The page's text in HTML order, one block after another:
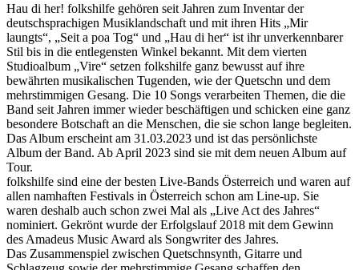
Hau di her! folkshilfe gehören seit Jahren zum Inventar der
deutschsprachigen Musiklandschaft und mit ihren Hits „Mir
laungts“, „Seit a poa Tog“ und „Hau di her“ ist ihr unverkennbarer
Stil bis in die entlegensten Winkel bekannt. Mit dem vierten
Studioalbum „Vire“ setzen folkshilfe ganz bewusst auf ihre
bewährten musikalischen Tugenden, wie der Quetschn und dem
mehrstimmigen Gesang. Die 10 Songs verarbeiten Themen, die die
Band seit Jahren immer wieder beschäftigen und schicken eine ganz
besondere Botschaft an die Menschen, die sie schon lange begleiten.
Das Album erscheint am 31.03.2023 und ist das persönlichste
Album der Band. Ab April 2023 sind sie mit dem neuen Album auf
Tour.
folkshilfe sind eine der besten Live-Bands Österreich und waren auf
allen namhaften Festivals in Österreich schon am Line-up. Sie
waren deshalb auch schon zwei Mal als „Live Act des Jahres“
nominiert. Gekrönt wurde der Erfolgslauf 2018 mit dem Gewinn
des Amadeus Music Award als Songwriter des Jahres.
Das Zusammenspiel zwischen Quetschnsynth, Gitarre und